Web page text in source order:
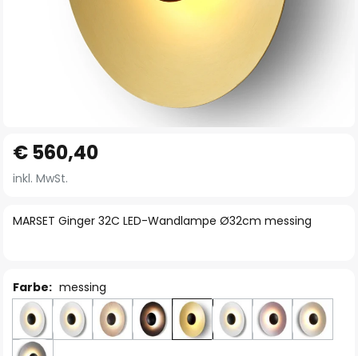
Anfang
der
springen
MARSET Ginger 32C LED-Wandlampe Ø32cm messing
€ 560,40
inkl. MwSt.
Farbe: messing